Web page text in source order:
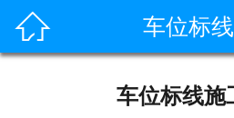

车位标线施